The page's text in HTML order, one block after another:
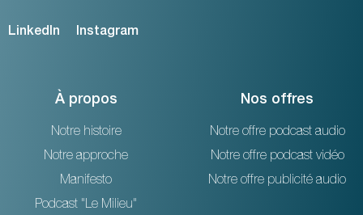
LinkedIn Instagram
À propos
Notre histoire
Notre approche
Manifesto
Podcast "Le Milieu"
Nos offres
Notre offre podcast audio
Notre offre podcast vidéo
Notre offre publicité audio